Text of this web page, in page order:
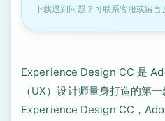
下载遇到问题？可联系客服或留言
Experience Design CC 是
（UX）设计师量身打造的第
Experience Design CC，